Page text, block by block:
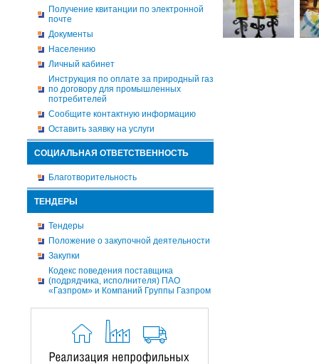
Получение квитанции по электронной
почте
Документы
Населению
Личный кабинет
Инструкция по оплате за природный газ
по договору для промышленных
потребителей
Сообщите контактную информацию
Оставить заявку на услуги
СОЦИАЛЬНАЯ ОТВЕТСТВЕННОСТЬ
Благотворительность
ТЕНДЕРЫ
Тендеры
Положение о закупочной деятельности
Закупки
Кодекс поведения поставщика
(подрядчика, исполнителя) ПАО
«Газпром» и Компаний Группы Газпром